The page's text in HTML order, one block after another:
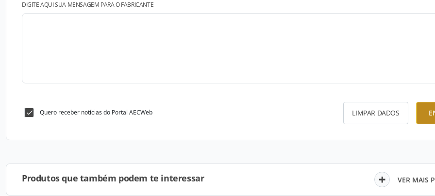
DIGITE AQUI SUA MENSAGEM PARA O FABRICANTE
Quero receber notícias do Portal AECWeb LIMPAR DADOS
Produtos que também podem te interessar VER MAIS